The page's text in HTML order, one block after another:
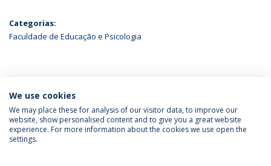
Categorias:
Faculdade de Educação e Psicologia
ÚLTIMAS NOTÍCIAS
Política de Privacidade
Termos & Condições
We use cookies
We may place these for analysis of our visitor data, to improve our
website, show personalised content and to give you a great website
experience. For more information about the cookies we use open the
settings.